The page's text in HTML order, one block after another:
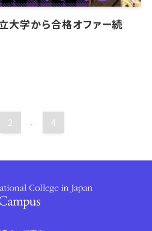
大学から合格オファー続
2 ... 4